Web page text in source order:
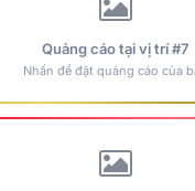
Quảng cáo tại vị trí #7
Nhấn để đặt quảng cáo của